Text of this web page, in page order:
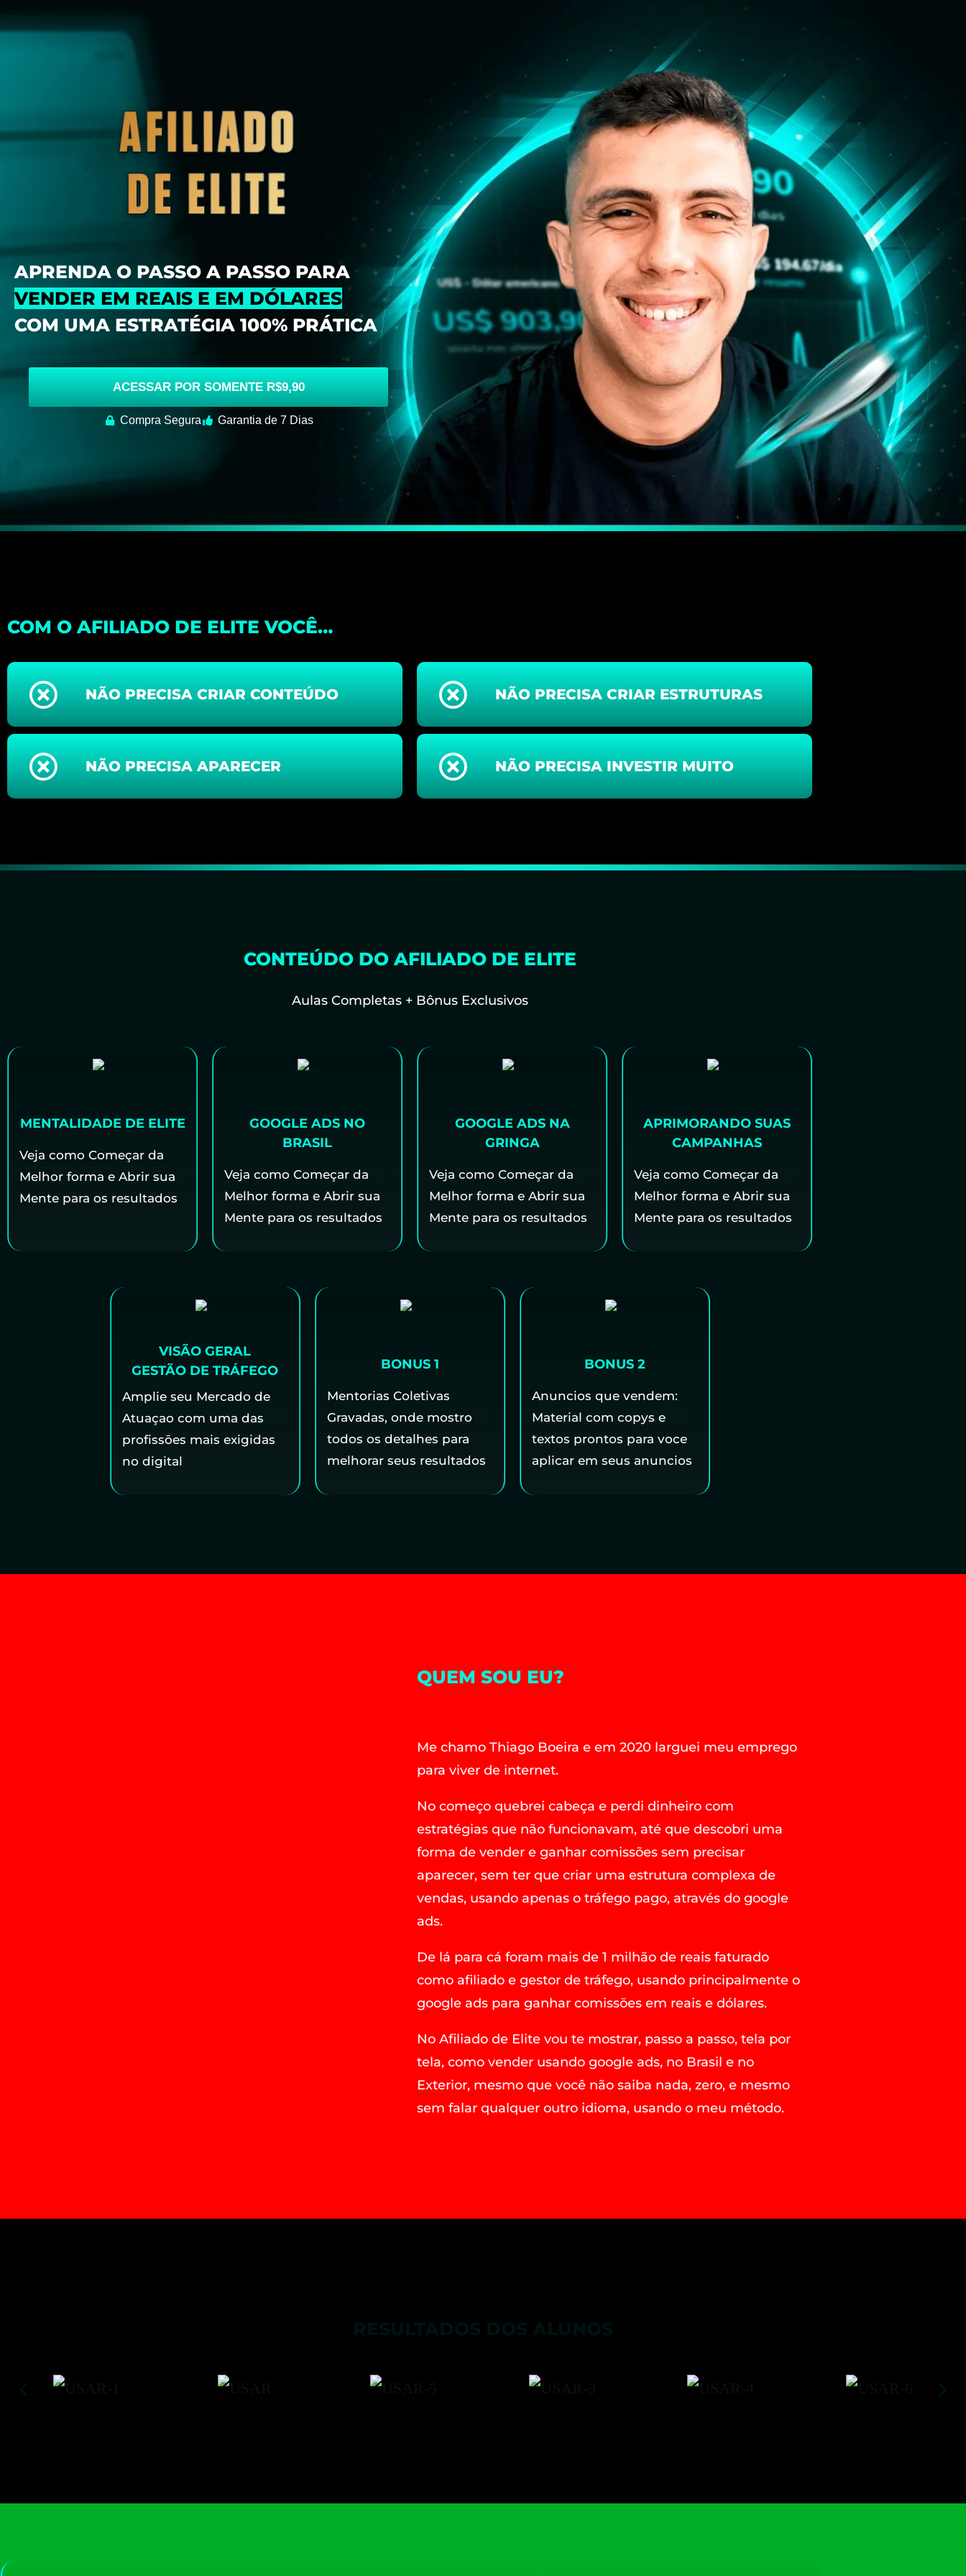
APRENDA O PASSO A PASSO PARA
VENDER EM REAIS E EM DÓLARES
COM UMA ESTRATÉGIA 100% PRÁTICA
ACESSAR POR SOMENTE R$9,90
Compra Segura Garantia de 7 Dias
COM O AFILIADO DE ELITE VOCÊ…
NÃO PRECISA CRIAR CONTEÚDO
NÃO PRECISA APARECER
NÃO PRECISA CRIAR ESTRUTURAS
NÃO PRECISA INVESTIR MUITO
CONTEÚDO DO AFILIADO DE ELITE
Aulas Completas + Bônus Exclusivos
MENTALIDADE DE ELITE
Veja como Começar da
Melhor forma e Abrir sua
Mente para os resultados
GOOGLE ADS NO
BRASIL
Veja como Começar da
Melhor forma e Abrir sua
Mente para os resultados
GOOGLE ADS NA
GRINGA
Veja como Começar da
Melhor forma e Abrir sua
Mente para os resultados
APRIMORANDO SUAS
CAMPANHAS
Veja como Começar da
Melhor forma e Abrir sua
Mente para os resultados
VISÃO GERAL
GESTÃO DE TRÁFEGO
Amplie seu Mercado de
Atuaçao com uma das
profissōes mais exigidas
no digital
BONUS 1
Mentorias Coletivas
Gravadas, onde mostro
todos os detalhes para
melhorar seus resultados
BONUS 2
Anuncios que vendem:
Material com copys e
textos prontos para voce
aplicar em seus anuncios
QUEM SOU EU?
Me chamo Thiago Boeira e em 2020 larguei meu emprego
para viver de internet.
No começo quebrei cabeça e perdi dinheiro com
estratégias que não funcionavam, até que descobri uma
forma de vender e ganhar comissões sem precisar
aparecer, sem ter que criar uma estrutura complexa de
vendas, usando apenas o tráfego pago, através do google
ads.
De lá para cá foram mais de 1 milhão de reais faturado
como afiliado e gestor de tráfego, usando principalmente o
google ads para ganhar comissōes em reais e dólares.
No Afiliado de Elite vou te mostrar, passo a passo, tela por
tela, como vender usando google ads, no Brasil e no
Exterior, mesmo que você não saiba nada, zero, e mesmo
sem falar qualquer outro idioma, usando o meu método.